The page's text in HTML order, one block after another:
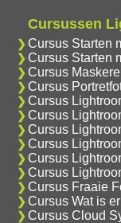
Cursussen
Cursus Starten
Cursus Starten
Cursus
Cursus
Cursus
Cursus
Cursus
Cursus
Cursus
Cursus
Cursus Fraaie
Cursus Wat is
Cursus Cloud